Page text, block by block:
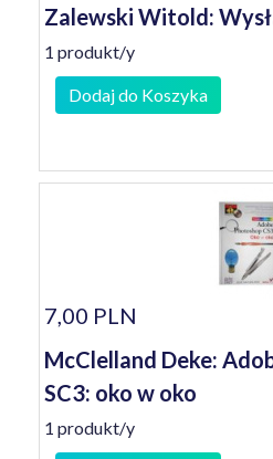
Zalewski Witold:
1 produkt/y
Dodaj do Koszyka
7,00 PLN
McClelland Deke:
SC3: oko w oko
1 produkt/y